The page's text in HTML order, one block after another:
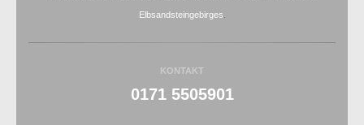
Elbsandsteingebirges
KONTAKT
0171 5505901